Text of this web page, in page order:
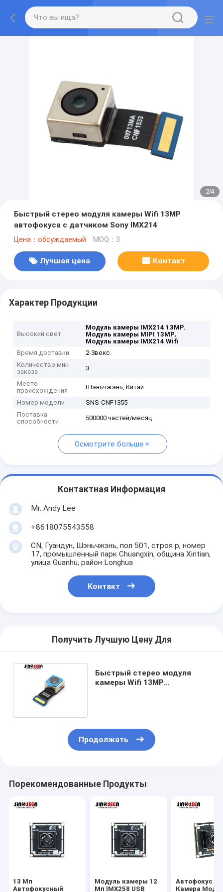
2/4
Быстрый стерео модуля камеры Wifi 13MP
автофокуса с датчиком Sony IMX214
Цена：обсуждаемый MOQ：3
Лучшая цена Контакт
Характер Продукции
Высокий свет
Модуль камеры IMX214 13MP,
Модуль камеры MIPI 13MP,
Модуль камеры IMX214 Wifi
Время доставки
2-3векс
Количество мин
заказа
3
Место
происхождения
Шэньчжэнь, Китай
Номер модели
SNS-CNF1355
Поставка
способности
500000 частей/месяц
Осмотрите больше
Контактная Информация
Mr. Andy Lee
+8618075543558
CN, Гуандун, Шэньчжэнь, пол 501, строя p, номер
17, промышленный парк Chuangxin, община Xintian,
улица Guanhu, район Longhua
Контакт
Получить Лучшую Цену Для
Быстрый стерео модуля
камеры Wifi 13MP
Продолжать
Порекомендованные Продукты
13 Мп
Автофокусный
Модуль камеры 12
Мп IMX258 USB
Автофокус
Камера